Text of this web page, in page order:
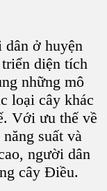
ở huyện
diện tích
những mô
loại cây khác
Với ưu thế về
suất và
người dân
cây Điều.